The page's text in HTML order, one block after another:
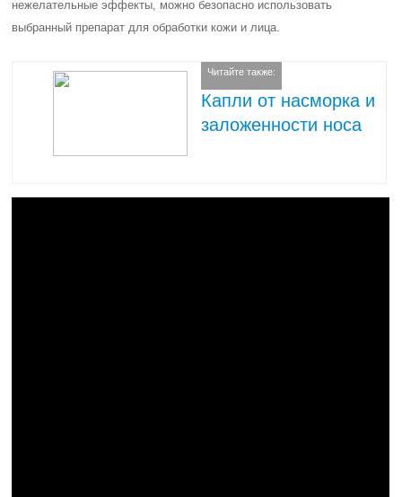
нежелательные эффекты, можно безопасно использовать
выбранный препарат для обработки кожи и лица.
Читайте также:
Капли от насморка и
заложенности носа